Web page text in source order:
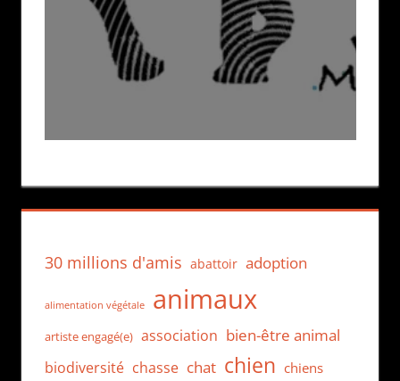
30 millions d'amis abattoir adoption
alimentation végétale animaux
artiste engagé(e) association bien-être animal
biodiversité chasse chat chien chiens